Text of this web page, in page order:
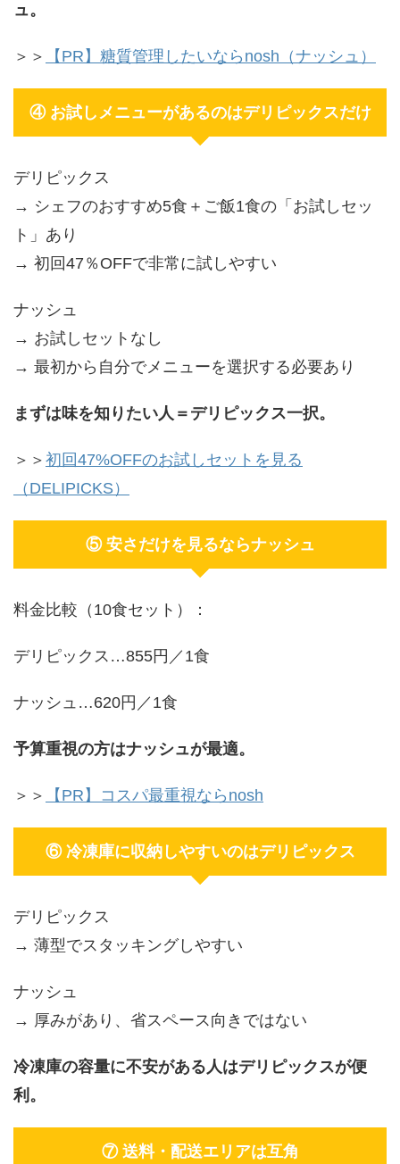
ュ。
＞＞ 【PR】糖質管理したいならnosh（ナッシュ）
④ お試しメニューがあるのはデリピックスだけ
デリピックス
→ シェフのおすすめ5食＋ご飯1食の「お試しセッ
ト」あり
→ 初回47％OFFで非常に試しやすい
ナッシュ
→ お試しセットなし
→ 最初から自分でメニューを選択する必要あり
まずは味を知りたい人＝デリピックス一択。
＞＞ 初回47%OFFのお試しセットを見る
（DELIPICKS）
⑤ 安さだけを見るならナッシュ
料金比較（10食セット）：
デリピックス…855円／1食
ナッシュ…620円／1食
予算重視の方はナッシュが最適。
＞＞ 【PR】コスパ最重視ならnosh
⑥ 冷凍庫に収納しやすいのはデリピックス
デリピックス
→ 薄型でスタッキングしやすい
ナッシュ
→ 厚みがあり、省スペース向きではない
冷凍庫の容量に不安がある人はデリピックスが便
利。
⑦ 送料・配送エリアは互角